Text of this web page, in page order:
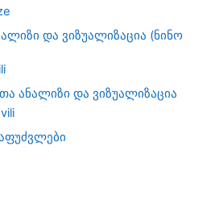
და ვიზუალიზაცია (ნინო
ანალიზი და ვიზუალიზაცია